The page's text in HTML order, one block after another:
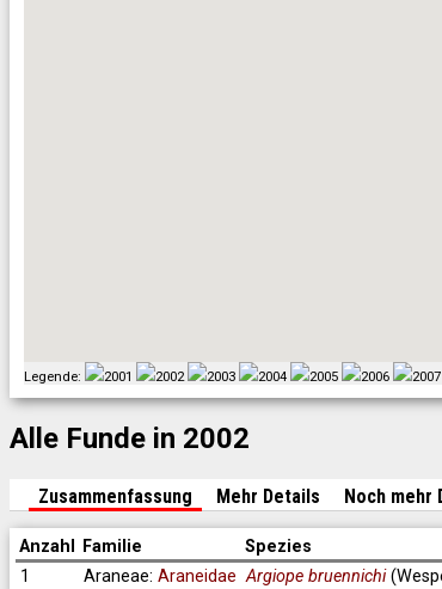
Legende: 2001 2002 2003 2004 2005 2006 2007
Alle Funde in 2002
Zusammenfassung Mehr Details Noch mehr
Anzahl Familie
Spezies
1
Araneae: Araneidae Argiope bruennichi